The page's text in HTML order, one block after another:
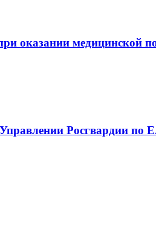
оказании медицинской
Росгвардии по